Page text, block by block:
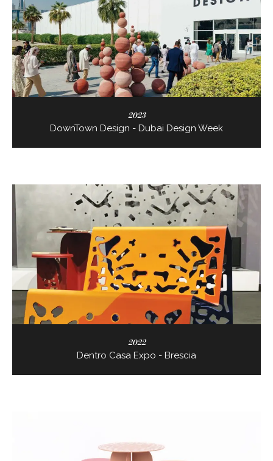
2023
DownTown Design - Dubai Design Week
2022
Dentro Casa Expo - Brescia